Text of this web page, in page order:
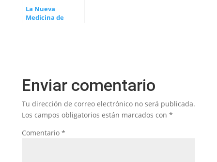
La Nueva
Medicina de
Enviar comentario
Tu dirección de correo electrónico no será publicada.
Los campos obligatorios están marcados con *
Comentario *